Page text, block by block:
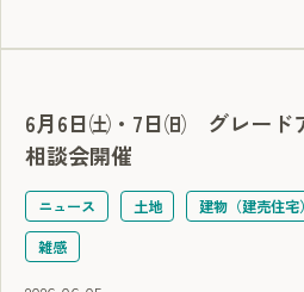
6月6日㈯・7日㈰ グレード
相談会開催
ニュース 土地 建物（建売住宅）
雑感